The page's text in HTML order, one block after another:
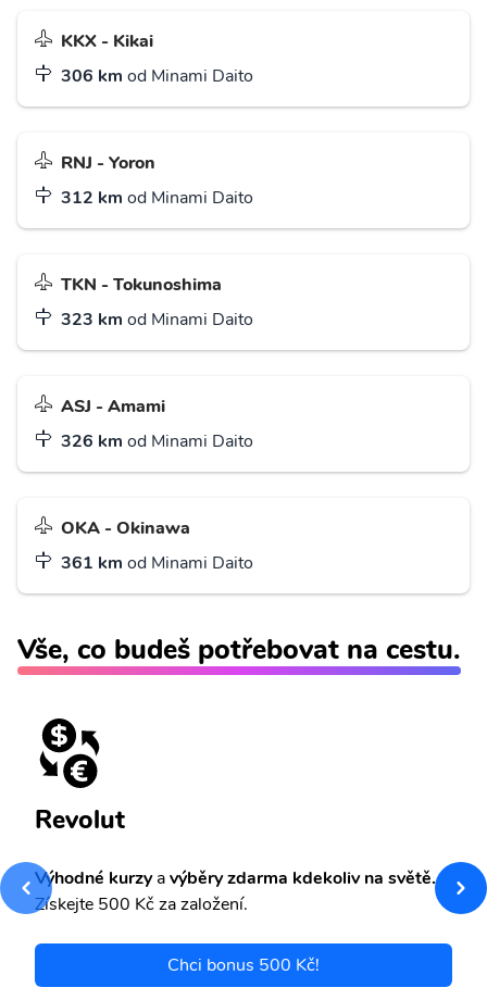
KKX - Kikai
306 km od Minami Daito
RNJ - Yoron
312 km od Minami Daito
TKN - Tokunoshima
323 km od Minami Daito
ASJ - Amami
326 km od Minami Daito
OKA - Okinawa
361 km od Minami Daito
Vše, co budeš potřebovat na cestu.
Revolut
Výhodné kurzyavýběry zdarma kdekoliv na světě.
Získejte 500 Kč za založení.
Chci bonus 500 Kč!